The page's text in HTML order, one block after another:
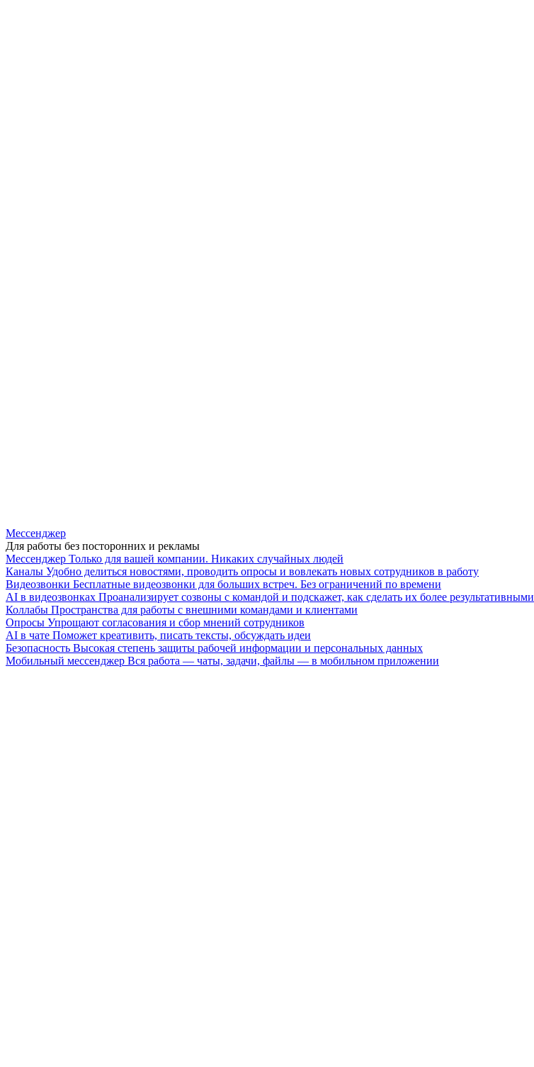
Мессенджер
Для работы без посторонних и рекламы
Мессенджер Только для вашей компании. Никаких случайных людей
Каналы Удобно делиться новостями, проводить опросы и вовлекать новых сотрудников в работу
Видеозвонки Бесплатные видеозвонки для больших встреч. Без ограничений по времени
AI в видеозвонках Проанализирует созвоны с командой и подскажет, как сделать их более результативными
Коллабы Пространства для работы с внешними командами и клиентами
Опросы Упрощают согласования и сбор мнений сотрудников
AI в чате Поможет креативить, писать тексты, обсуждать идеи
Безопасность Высокая степень защиты рабочей информации и персональных данных
Мобильный мессенджер Вся работа — чаты, задачи, файлы — в мобильном приложении